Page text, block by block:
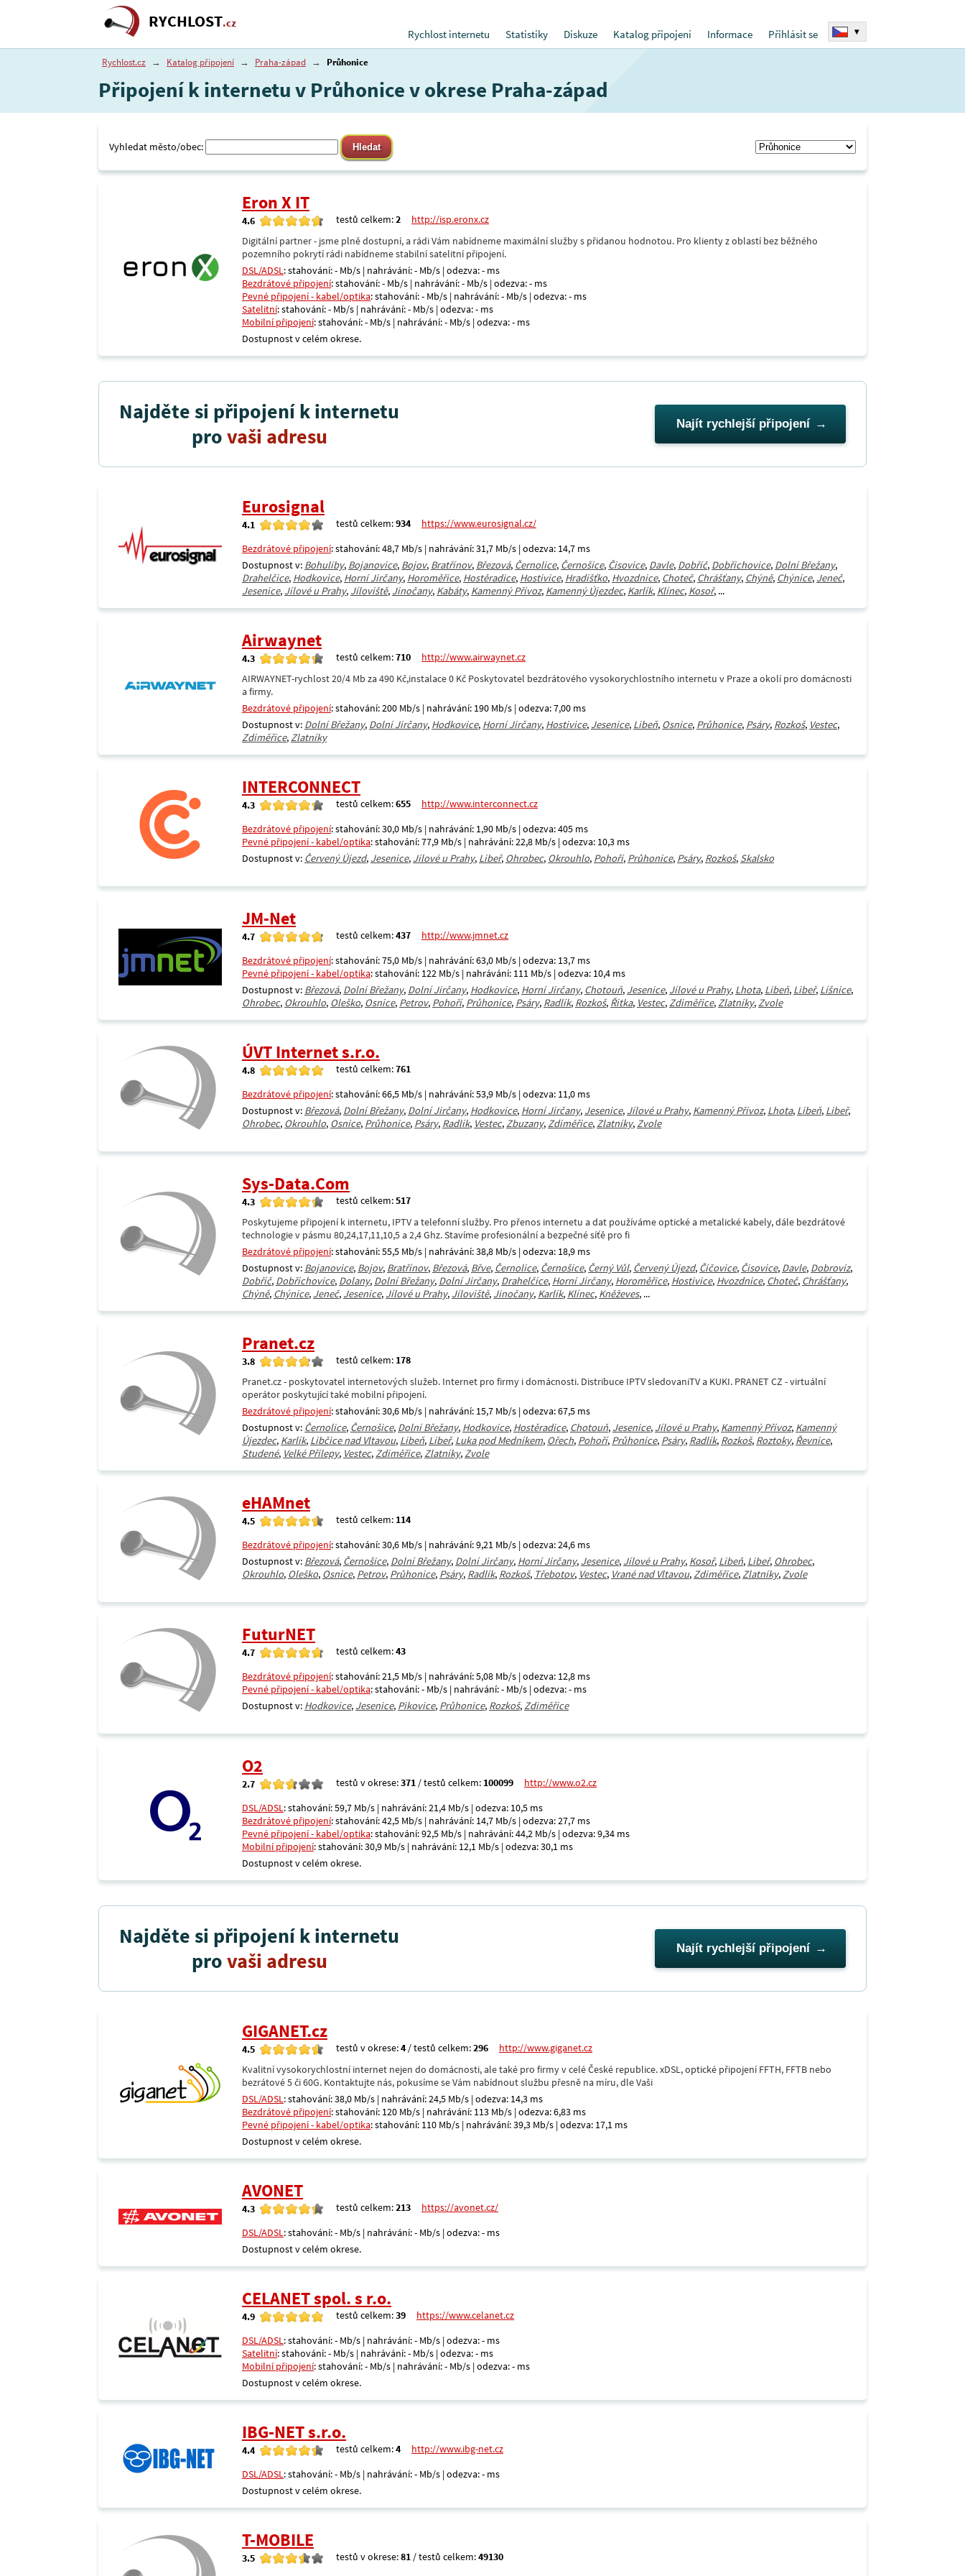
RYCHLOST.cz
Rychlost internetu
Statistiky Diskuze Katalog připojení Informace Přihlásit se ▾
Rychlost.cz → Katalog připojení → Praha-západ → Průhonice
Připojení k internetu v Průhonice v okrese Praha-západ
Vyhledat město/obec:
Eron X IT
4.6 testů celkem:2
http://isp.eronx.cz
Digitální partner - jsme plně dostupní, a rádi Vám nabídneme maximální služby s přidanou hodnotou. Pro klienty z oblastí bez běžného
pozemního pokrytí rádi nabídneme stabilní satelitní připojení.
DSL/ADSL: stahování: - Mb/s | nahrávání: - Mb/s | odezva: - ms
Bezdrátové připojení: stahování: - Mb/s | nahrávání: - Mb/s | odezva: - ms
Pevné připojení - kabel/optika: stahování: - Mb/s | nahrávání: - Mb/s | odezva: - ms
Satelitní: stahování: - Mb/s | nahrávání: - Mb/s | odezva: - ms
Mobilní připojení: stahování: - Mb/s | nahrávání: - Mb/s | odezva: - ms
Dostupnost v celém okrese.
Najděte si připojení k internetu
provaši adresu Najít rychlejší připojení
Eurosignal
4.1 testů celkem:934
https://www.eurosignal.cz/
Bezdrátové připojení: stahování: 48,7 Mb/s | nahrávání: 31,7 Mb/s | odezva: 14,7 ms
Dostupnost v: Bohuliby, Bojanovice, Bojov, Bratřínov, Březová, Černolice, Černošice, Čisovice, Davle, Dobříč, Dobřichovice, Dolní Břežany,
Drahelčice, Hodkovice, Horní Jirčany, Horoměřice, Hostěradice, Hostivice, Hradišťko, Hvozdnice, Choteč, Chrášťany, Chýně, Chýnice, Jeneč,
Jesenice, Jílové u Prahy, Jíloviště, Jinočany, Kabáty, Kamenný Přívoz, Kamenný Újezdec, Karlík, Klínec, Kosoř, ...
Airwaynet
4.3 testů celkem:710
http://www.airwaynet.cz
AIRWAYNET-rychlost 20/4 Mb za 490 Kč,instalace 0 Kč Poskytovatel bezdrátového vysokorychlostního internetu v Praze a okolí pro domácnosti
a firmy.
Bezdrátové připojení: stahování: 200 Mb/s | nahrávání: 190 Mb/s | odezva: 7,00 ms
Dostupnost v: Dolní Břežany, Dolní Jirčany, Hodkovice, Horní Jirčany, Hostivice, Jesenice, Libeň, Osnice, Průhonice, Psáry, Rozkoš, Vestec,
Zdiměřice,Zlatníky
INTERCONNECT
4.3 testů celkem:655
http://www.interconnect.cz
Bezdrátové připojení: stahování: 30,0 Mb/s | nahrávání: 1,90 Mb/s | odezva: 405 ms
Pevné připojení - kabel/optika: stahování: 77,9 Mb/s | nahrávání: 22,8 Mb/s | odezva: 10,3 ms
Dostupnost v: Červený Újezd, Jesenice, Jílové u Prahy, Libeř, Ohrobec, Okrouhlo, Pohoří, Průhonice, Psáry, Rozkoš, Skalsko
JM-Net
4.7 testů celkem:437
http://www.jmnet.cz
Bezdrátové připojení: stahování: 75,0 Mb/s | nahrávání: 63,0 Mb/s | odezva: 13,7 ms
Pevné připojení - kabel/optika: stahování: 122 Mb/s | nahrávání: 111 Mb/s | odezva: 10,4 ms
Dostupnost v: Březová, Dolní Břežany, Dolní Jirčany, Hodkovice, Horní Jirčany, Chotouň, Jesenice, Jílové u Prahy, Lhota, Libeň, Libeř, Líšnice,
Ohrobec, Okrouhlo, Oleško, Osnice, Petrov, Pohoří, Průhonice, Psáry, Radlík, Rozkoš, Řitka, Vestec,Zdiměřice,Zlatníky,Zvole
ÚVT Internet s.r.o.
4.8 testů celkem:761
Bezdrátové připojení: stahování: 66,5 Mb/s | nahrávání: 53,9 Mb/s | odezva: 11,0 ms
Dostupnost v: Březová, Dolní Břežany, Dolní Jirčany, Hodkovice, Horní Jirčany, Jesenice, Jílové u Prahy, Kamenný Přívoz, Lhota, Libeň, Libeř,
Ohrobec, Okrouhlo, Osnice, Průhonice, Psáry, Radlík, Vestec,Zbuzany,Zdiměřice,Zlatníky,Zvole
Sys-Data.Com
4.3 testů celkem:517
Poskytujeme připojení k internetu, IPTV a telefonní služby. Pro přenos internetu a dat používáme optické a metalické kabely, dále bezdrátové
technologie v pásmu 80,24,17,11,10,5 a 2,4 Ghz. Stavíme profesionální a bezpečné síťě pro fi
Bezdrátové připojení: stahování: 55,5 Mb/s | nahrávání: 38,8 Mb/s | odezva: 18,9 ms
Dostupnost v: Bojanovice, Bojov, Bratřínov, Březová, Břve, Černolice, Černošice, Černý Vůl, Červený Újezd, Číčovice, Čisovice, Davle, Dobrovíz,
Dobříč, Dobřichovice, Dolany, Dolní Břežany, Dolní Jirčany, Drahelčice, Horní Jirčany, Horoměřice, Hostivice, Hvozdnice, Choteč, Chrášťany,
Chýně, Chýnice, Jeneč, Jesenice, Jílové u Prahy, Jíloviště, Jinočany, Karlík, Klínec, Kněževes, ...
Pranet.cz
3.8 testů celkem: 178
Pranet.cz - poskytovatel internetových služeb. Internet pro firmy i domácnosti. Distribuce IPTV sledovaniTV a KUKI. PRANET CZ - virtuální
operátor poskytující také mobilní připojení.
Bezdrátové připojení: stahování: 30,6 Mb/s | nahrávání: 15,7 Mb/s | odezva: 67,5 ms
Dostupnost v: Černolice, Černošice, Dolní Břežany, Hodkovice, Hostěradice, Chotouň, Jesenice, Jílové u Prahy, Kamenný Přívoz, Kamenný
Újezdec, Karlík, Libčice nad Vltavou, Libeň, Libeř, Luka pod Medníkem, Ořech, Pohoří, Průhonice, Psáry, Radlík, Rozkoš, Roztoky, Řevnice,
Studené, Velké Přílepy, Vestec,Zdiměřice,Zlatníky,Zvole
eHAMnet
4.5 testů celkem: 114
Bezdrátové připojení: stahování: 30,6 Mb/s | nahrávání: 9,21 Mb/s | odezva: 24,6 ms
Dostupnost v: Březová, Černošice, Dolní Břežany, Dolní Jirčany, Horní Jirčany, Jesenice, Jílové u Prahy, Kosoř, Libeň, Libeř, Ohrobec,
Okrouhlo, Oleško, Osnice, Petrov, Průhonice, Psáry, Radlík, Rozkoš, Třebotov, Vestec, Vrané nad Vltavou,Zdiměřice,Zlatníky,Zvole
FuturNET
4.7 testů celkem:43
Bezdrátové připojení: stahování: 21,5 Mb/s | nahrávání: 5,08 Mb/s | odezva: 12,8 ms
Pevné připojení - kabel/optika: stahování: - Mb/s | nahrávání: - Mb/s | odezva: - ms
Dostupnost v: Hodkovice, Jesenice, Pikovice, Průhonice, Rozkoš,Zdiměřice
O2
2.7 testů v okrese:371 / testů celkem: 100099
http://www.o2.cz
DSL/ADSL: stahování: 59,7 Mb/s | nahrávání: 21,4 Mb/s | odezva: 10,5 ms
Bezdrátové připojení: stahování: 42,5 Mb/s | nahrávání: 14,7 Mb/s | odezva: 27,7 ms
Pevné připojení - kabel/optika: stahování: 92,5 Mb/s | nahrávání: 44,2 Mb/s | odezva: 9,34 ms
Mobilní připojení: stahování: 30,9 Mb/s | nahrávání: 12,1 Mb/s | odezva: 30,1 ms
Dostupnost v celém okrese.
Najděte si připojení k internetu
provaši adresu Najít rychlejší připojení
GIGANET.cz
4.5 testů v okrese:4 / testů celkem:296
http://www.giganet.cz
Kvalitní vysokorychlostní internet nejen do domácnosti, ale také pro firmy v celé České republice. xDSL, optické připojení FFTH, FFTB nebo
bezrátové 5 či 60G. Kontaktujte nás, pokusíme se Vám nabídnout službu přesně na míru, dle Vaši
DSL/ADSL: stahování: 38,0 Mb/s | nahrávání: 24,5 Mb/s | odezva: 14,3 ms
Bezdrátové připojení: stahování: 120 Mb/s | nahrávání: 113 Mb/s | odezva: 6,83 ms
Pevné připojení - kabel/optika: stahování: 110 Mb/s | nahrávání: 39,3 Mb/s | odezva: 17,1 ms
Dostupnost v celém okrese.
AVONET
4.3 testů celkem:213
https://avonet.cz/
DSL/ADSL: stahování: - Mb/s | nahrávání: - Mb/s | odezva: - ms
Dostupnost v celém okrese.
CELANET spol. s r.o.
4.9 testů celkem:39
https://www.celanet.cz
DSL/ADSL: stahování: - Mb/s | nahrávání: - Mb/s | odezva: - ms
Satelitní: stahování: - Mb/s | nahrávání: - Mb/s | odezva: - ms
Mobilní připojení: stahování: - Mb/s | nahrávání: - Mb/s | odezva: - ms
Dostupnost v celém okrese.
IBG-NET s.r.o.
4.4 testů celkem:4
http://www.ibg-net.cz
DSL/ADSL: stahování: - Mb/s | nahrávání: - Mb/s | odezva: - ms
Dostupnost v celém okrese.
T-MOBILE
3.5 testů v okrese:81 / testů celkem:49130